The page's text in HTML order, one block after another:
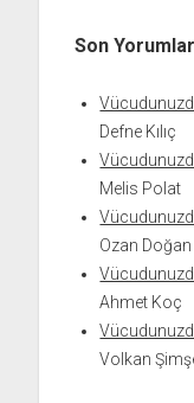
Son Yorumlar
Defne Kılıç
Melis Polat
Ozan Doğan
Ahmet Koç
Volkan